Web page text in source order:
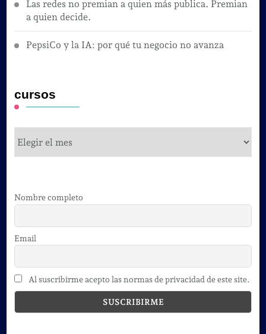
Las redes no premian a quien más publica. Premian
a quien decide.
PepsiCo y la IA: por qué tu negocio no avanza
cursos
Nombre completo
Email
Al suscribirme acepto las normas de privacidad de este site.